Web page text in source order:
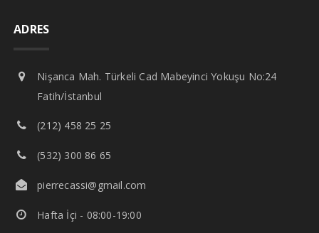
ADRES
Nişanca Mah. Türkeli Cad Mabeyinci Yokuşu No:24
Fatih/İstanbul
(212) 458 25 25
(532) 300 86 65
pierrecassi@gmail.com
Hafta İçi - 08:00-19:00